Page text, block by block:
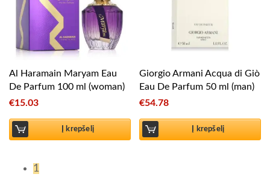
Al Haramain Maryam Eau
De Parfum 100 ml (woman)
€15.03
Į krepšelį
Giorgio Armani Acqua di Giò
Eau De Parfum 50 ml (man)
€54.78
Į krepšelį
1